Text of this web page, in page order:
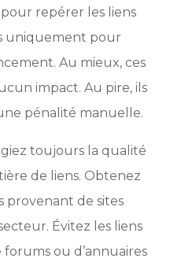
repérer les liens
uniquement pour
Au mieux, ces
impact. Au pire, ils
pénalité manuelle.
toujours la qualité
de liens. Obtenez
provenant de sites
Évitez les liens
ou d’annuaires